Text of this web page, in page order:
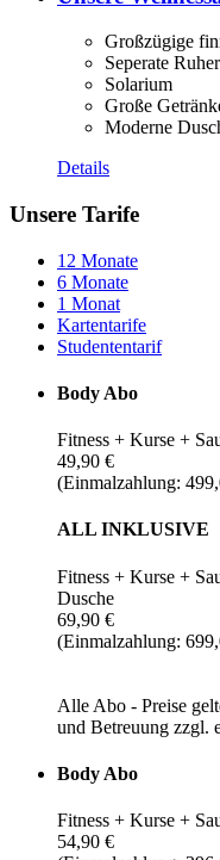
Großzügige
Seperate
Solarium
Große
Moderne
Details
Unsere Tarife
12 Monate
6 Monate
1 Monat
Kartentarife
Studententarif
Body Abo
Fitness + Kurse +
49,90 €
(Einmalzahlung:
ALL INKLUSIVE
Fitness + Kurse +
Dusche
69,90 €
(Einmalzahlung:
Alle Abo - Preise
und Betreuung zzgl.
Body Abo
Fitness + Kurse +
54,90 €